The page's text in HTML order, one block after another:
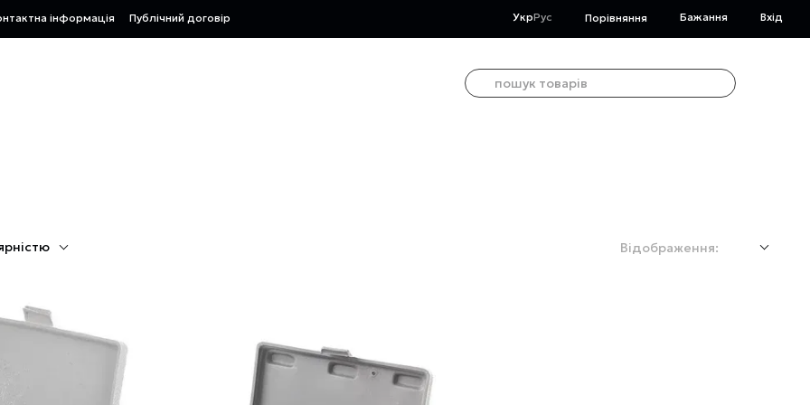
інформація Публічний договір УкрРус Порівняння Бажання Вхід
Відображення: